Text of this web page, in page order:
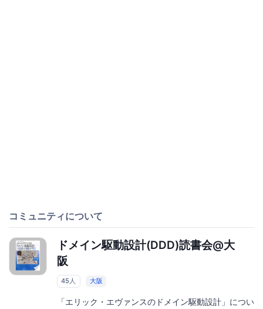
コミュニティについて
ドメイン駆動設計(DDD)読書会@大
阪
45人 大阪
「エリック・エヴァンスのドメイン駆動設計」につい